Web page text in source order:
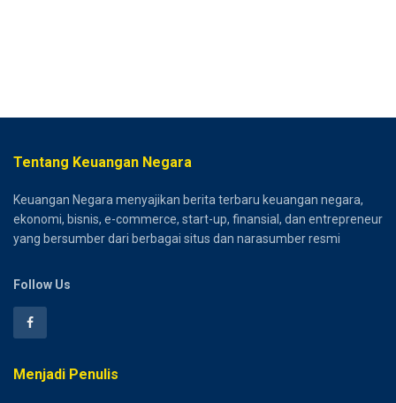
Tentang Keuangan Negara
Keuangan Negara menyajikan berita terbaru keuangan negara,
ekonomi, bisnis, e-commerce, start-up, finansial, dan entrepreneur
yang bersumber dari berbagai situs dan narasumber resmi
Follow Us
Menjadi Penulis